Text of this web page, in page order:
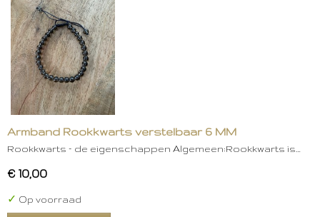
Armband Rookkwarts verstelbaar 6 MM
Rookkwarts – de eigenschappen Algemeen:Rookkwarts is…
€ 10,00
✓ Op voorraad